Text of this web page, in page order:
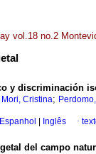
vol.18 no.2
y discriminación
Mori, Cristina;
| Inglês ·
del campo